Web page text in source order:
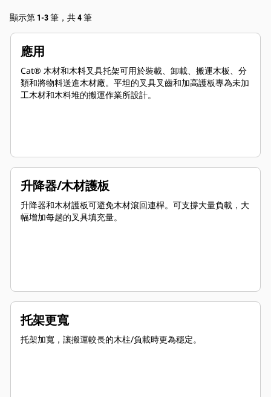
顯示第 1-3 筆，共 4 筆
應用
Cat® 木材和木料叉具托架可用於裝載、卸載、搬運木板、分
類和將物料送進木材廠。平坦的叉具叉齒和加高護板專為未加
工木材和木料堆的搬運作業所設計。
升降器/木材護板
升降器和木材護板可避免木材滾回連桿。可支撐大量負載，大
幅增加每趟的叉具填充量。
托架更寬
托架加寬，讓搬運較長的木柱/負載時更為穩定。